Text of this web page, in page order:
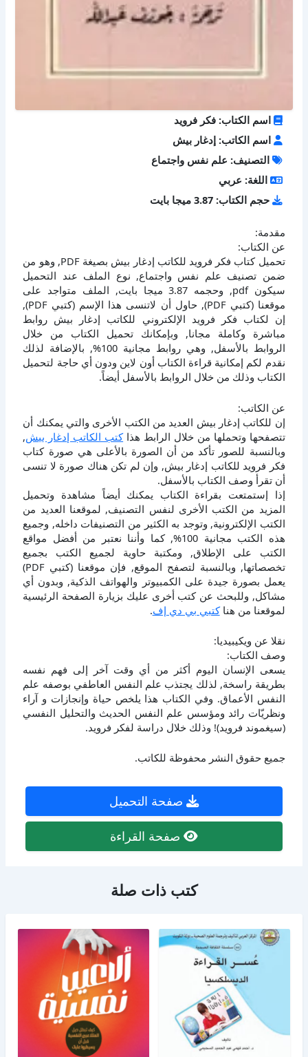
اسم الكتاب: فكر فرويد
اسم الكاتب: إدغار بيش
التصنيف: علم نفس واجتماع
اللغة: عربي
حجم الكتاب: 3.87 ميجا بايت
مقدمة:
عن الكتاب:
تحميل كتاب فكر فرويد للكاتب إدغار بيش بصيغة PDF, وهو من
ضمن تصنيف علم نفس واجتماع, نوع الملف عند التحميل
سيكون pdf, وحجمه 3.87 ميجا بايت, الملف متواجد على
موقعنا (كتبي PDF), حاول أن لاتنسى هذا الإسم (كتبي PDF),
إن لكتاب فكر فرويد الإلكتروني للكاتب إدغار بيش روابط
مباشرة وكاملة مجانا, وبإمكانك تحميل الكتاب من خلال
الروابط بالأسفل, وهي روابط مجانية 100%, بالإضافة لذلك
نقدم لكم إمكانية قراءة الكتاب أون لاين ودون أي حاجة لتحميل
الكتاب وذلك من خلال الروابط بالأسفل أيضاً.
عن الكاتب:
إن للكاتب إدغار بيش العديد من الكتب الأخرى والتي يمكنك أن
تتصفحها وتحملها من خلال الرابط هذاكتب الكاتب إدغار بيش,
وبالنسبة للصور تأكد من أن الصورة بالأعلى هي صورة كتاب
فكر فرويد للكاتب إدغار بيش, وإن لم تكن هناك صورة لا تنسى
أن تقرأ وصف الكتاب بالأسفل.
إذا إستمتعت بقراءة الكتاب يمكنك أيضاً مشاهدة وتحميل
المزيد من الكتب الأخرى لنفس التصنيف, لموقعنا العديد من
الكتب الإلكترونية, وتوجد به الكثير من التصنيفات داخله, وجميع
هذه الكتب مجانية 100%, كما وأننا نعتبر من أفضل مواقع
الكتب على الإطلاق, ومكتبة حاوية لجميع الكتب بجميع
تخصصاتها, وبالنسبة لتصفح الموقع, فإن موقعنا (كتبي PDF)
يعمل بصورة جيدة على الكمبيوتر والهواتف الذكية, وبدون أي
مشاكل, وللبحث عن كتب أخرى عليك بزيارة الصفحة الرئيسية
لموقعنا من هناكتبي بي دي إف.
نقلا عن ويكيبيديا:
وصف الكتاب:
يسعى الإنسان اليوم أكثر من أي وقت آخر إلى فهم نفسه
بطريقة راسخة, لذلك يجتذب علم النفس العاطفي بوصفه علم
النفس الأعماق. وفي الكتاب هذا يلخص حياة وإنجازات و آراء
ونظريّات رائد ومؤسس علم النفس الحديث والتحليل النفسي
(سيغموند فرويد)! وذلك خلال دراسة لفكر فرويد.
جميع حقوق النشر محفوظة للكاتب.
صفحة التحميل
صفحة القراءة
كتب ذات صلة